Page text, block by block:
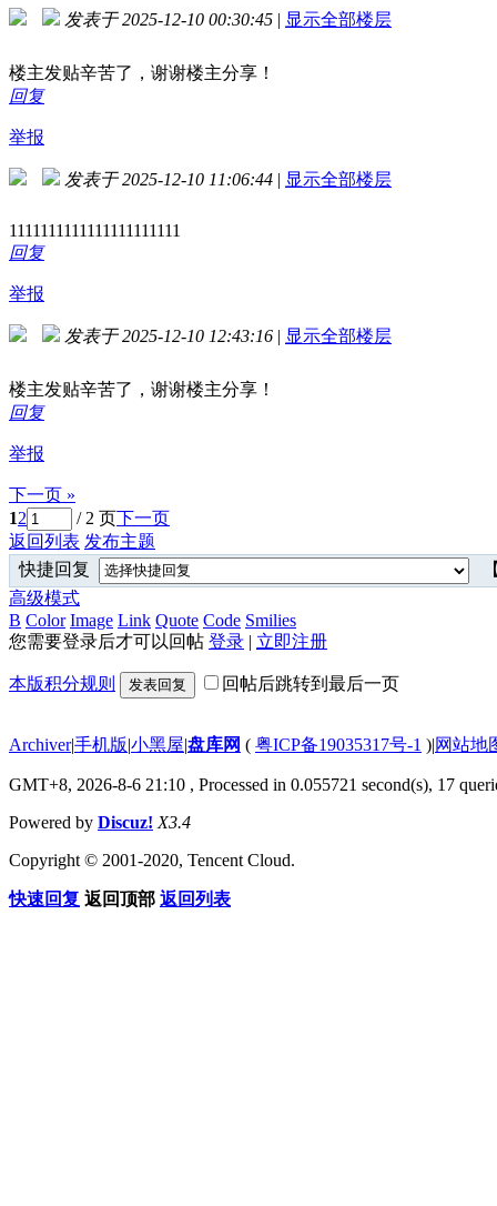
发表于 2025-12-10 00:30:45 | 显示全部楼层
楼主发贴辛苦了，谢谢楼主分享！
回复
举报
发表于 2025-12-10 11:06:44 | 显示全部楼层
1111111111111111111111
回复
举报
发表于 2025-12-10 12:43:16 | 显示全部楼层
楼主发贴辛苦了，谢谢楼主分享！
回复
举报
下一页 »
12 / 2 页下一页
返回列表 发布主题
快捷回复
高级模式
B Color Image Link Quote Code Smilies
您需要登录后才可以回帖 登录 | 立即注册
本版积分规则 发表回复 回帖后跳转到最后一页
Archiver|手机版|小黑屋|盘库网 ( 粤ICP备19035317号-1 )|网站地
GMT+8, 2026-8-6 21:10 , Processed in 0.055721 second(s), 17
Powered by Discuz! X3.4
Copyright © 2001-2020, Tencent Cloud.
快速回复 返回顶部 返回列表